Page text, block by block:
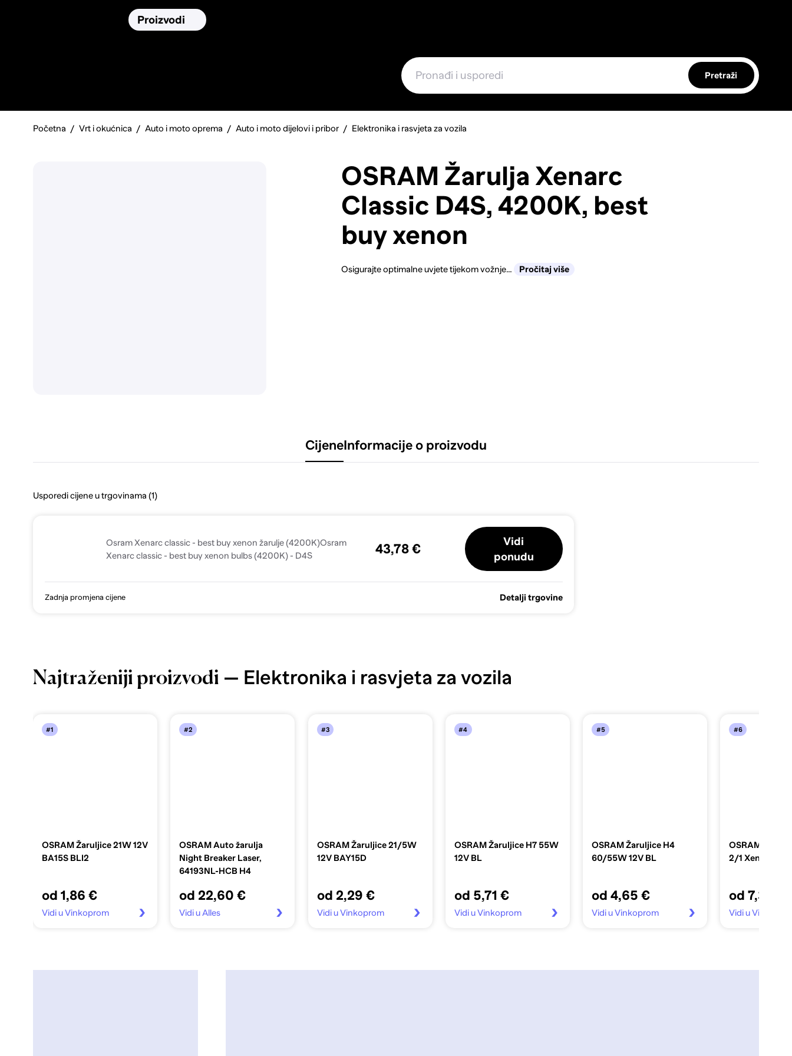
Proizvodi
Pretraži
Početna Vrt i okućnica Auto i moto oprema Auto i moto dijelovi i pribor Elektronika i rasvjeta za vozila
OSRAM Žarulja Xenarc
Classic D4S, 4200K, best
buy xenon
Osigurajte optimalne uvjete tijekom vožnje… Pročitaj više
CijeneInformacije o proizvodu
Usporedi cijene u trgovinama (1)
Osram Xenarc classic - best buy xenon žarulje (4200K)Osram
Xenarc classic - best buy xenon bulbs (4200K) - D4S
43,78 €
Vidi
ponudu
Zadnja promjena cijene Detalji trgovine
Najtraženiji proizvodi — Elektronika i rasvjeta za vozila
#1
OSRAM Žaruljice 21W 12V
BA15S BLI2
od 1,86 €
Vidi u Vinkoprom
#2
OSRAM Auto žarulja
Night Breaker Laser,
64193NL-HCB H4
od 22,60 €
Vidi u Alles
#3
OSRAM Žaruljice 21/5W
12V BAY15D
od 2,29 €
Vidi u Vinkoprom
#4
OSRAM Žaruljice H7 55W
12V BL
od 5,71 €
Vidi u Vinkoprom
#5
OSRAM Žaruljice H4
60/55W 12V BL
od 4,65 €
Vidi u Vinkoprom
#6
OSRAM
2/1 Xenon
od 7,30 €
Vidi u